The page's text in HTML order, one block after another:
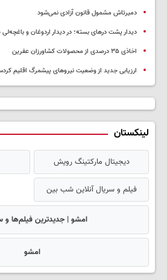
دمیرتاش مشمول قانون آزادی نمی‌شود
دیدار پشت درهای بسته؛ در دیدار اردوغان و
اخاذی ۳۵ درصدی از محصولات کشاورزان عفرین
ارزیابی جدید از وضعیت نیروهای پیشمرگ اقلیم
لینکستان
دیجیتال مارکتینگ رویش
فیلم و سریال آنلاین شب بین
امشو | جدیدترین فیلم‌ها و
امشو